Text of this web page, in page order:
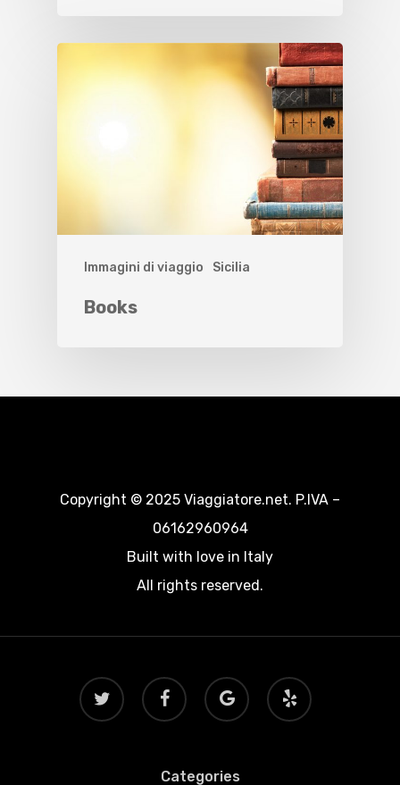
Immagini di viaggio Sicilia
Books
Copyright © 2025 Viaggiatore.net. P.IVA –
06162960964
Built with love in Italy
All rights reserved.
twitter facebook
google-
plus
yelp
Categories